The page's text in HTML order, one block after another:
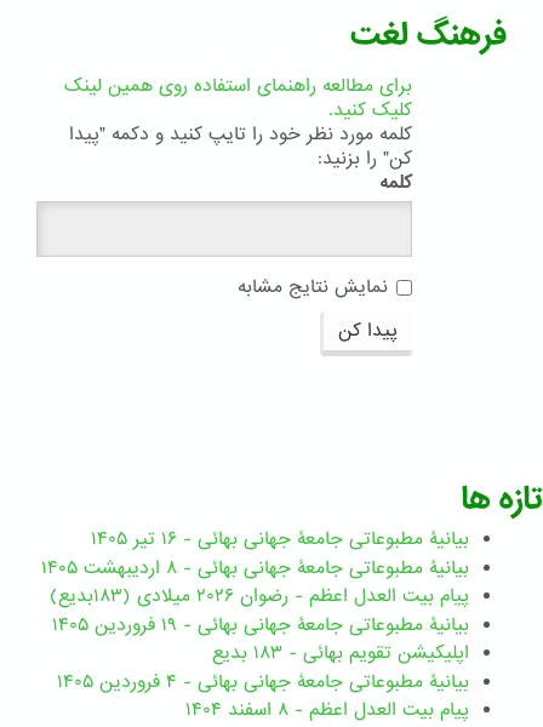
فرهنگ لغت
برای مطالعه راهنمای استفاده روی همین لینک
کلیک کنید.
کلمه مورد نظر خود را تایپ کنید و دکمه "پیدا
کن" را بزنید:
کلمه
نمایش نتایج مشابه
پیدا کن
تازه ها
بیانیۀ مطبوعاتی جامعۀ جهانی بهائی - ۱۶ تیر ۱۴۰۵
بیانیۀ مطبوعاتی جامعۀ جهانی بهائی - ۸ اردیبهشت ۱۴۰۵
پیام بیت العدل اعظم - رضوان ۲۰۲۶ میلادی (۱۸۳بدیع)
بیانیۀ مطبوعاتی جامعۀ جهانی بهائی - ۱۹ فروردین ۱۴۰۵
اپلیکیشن تقویم بهائی - ۱۸۳ بدیع
بیانیۀ مطبوعاتی جامعۀ جهانی بهائی - ۴ فروردین ۱۴۰۵
پیام بیت العدل اعظم - ۸ اسفند ۱۴۰۴